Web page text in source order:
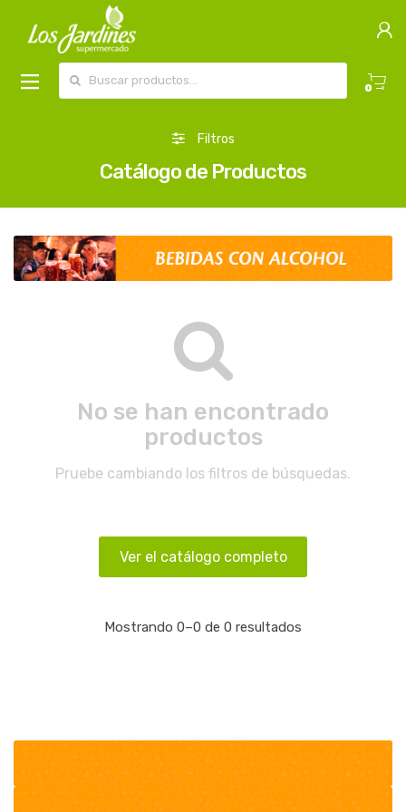
0
Filtros
Catálogo de Productos
No se han encontrado
productos
Pruebe cambiando los filtros de búsquedas.
Ver el catálogo completo
Mostrando 0–0 de 0 resultados